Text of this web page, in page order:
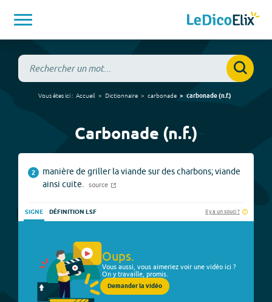
Vous êtes ici : Accueil Dictionnaire carbonade carbonade(n.f.)
Carbonade (n.f.)
2
manière de griller la viande sur des charbons; viande
ainsi cuite.
source
SIGNE DÉFINITION LSF Il y a un souci ?
Oups.
Vous aussi, vous aimeriez voir une vidéo ici ?
On y travaille, promis.
Demander la vidéo